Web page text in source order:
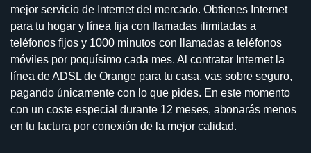
mejor servicio de Internet del mercado. Obtienes Internet
para tu hogar y línea fija con llamadas ilimitadas a
teléfonos fijos y 1000 minutos con llamadas a teléfonos
móviles por poquísimo cada mes. Al contratar Internet la
línea de ADSL de Orange para tu casa, vas sobre seguro,
pagando únicamente con lo que pides. En este momento
con un coste especial durante 12 meses, abonarás menos
en tu factura por conexión de la mejor calidad.